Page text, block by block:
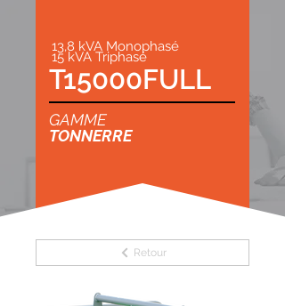
13,8 kVA Monophasé
15 kVA Triphasé
T15000FULL
GAMME
TONNERRE
Retour